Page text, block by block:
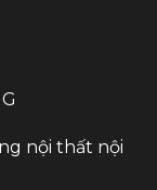
nội thất nội